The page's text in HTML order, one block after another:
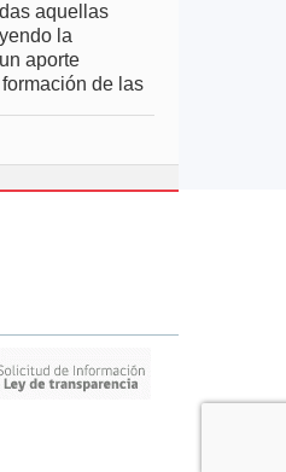
aquellas
la
aporte
de las